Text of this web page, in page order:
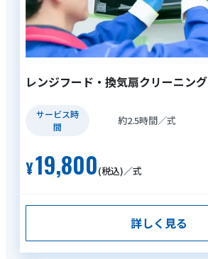
レンジフード・換気扇クリーニング
サービス時
間
約2.5時間／式
19,800(税込)／式
詳しく見る